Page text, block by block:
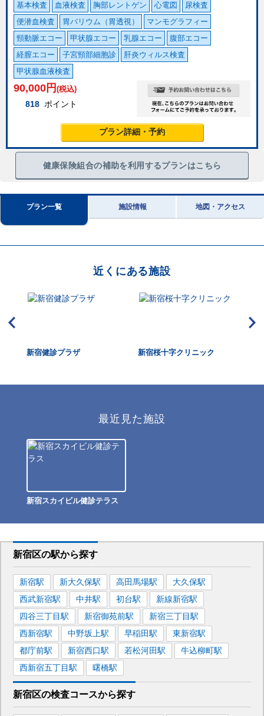
基本検査 血液検査 胸部レントゲン 心電図
尿検査
便潜血検査
胃バリウム（胃透視）
マンモグラフィー
頸動脈エコー
甲状腺エコー 乳腺エコー
腹部エコー
経膣エコー
子宮頸部細胞診
肝炎ウィルス検査
甲状腺血液検査
90,000 円 (税込)
818 ポイント
プラン詳細・予約
健康保険組合の補助を利用するプランはこちら
プラン一覧 施設情報 地図・アクセス
近くにある施設
新宿健診プラザ 新宿桜十字クリニック
最近見た施設
新宿スカイビル健診テラス
新宿区の駅から探す
新宿駅 新大久保駅 高田馬場駅 大久保駅
西武新宿駅 中井駅 初台駅 新線新宿駅
四谷三丁目駅 新宿御苑前駅 新宿三丁目駅
西新宿駅 中野坂上駅 早稲田駅 東新宿駅
都庁前駅 新宿西口駅 若松河田駅 牛込柳町駅
西新宿五丁目駅 曙橋駅
新宿区の検査コースから探す